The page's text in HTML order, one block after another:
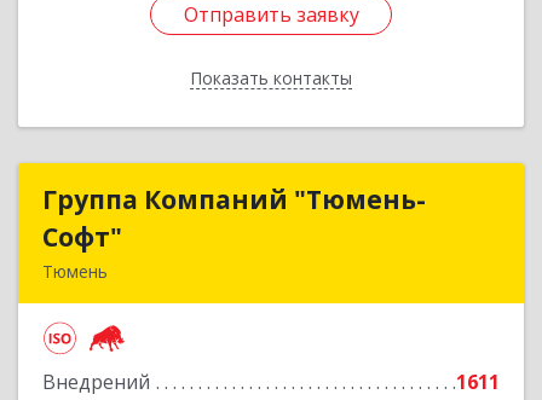
Отправить заявку
Показать контакты
Отправить заявку
Назад
Группа Компаний "Тюмень-
Софт"
Тюмень
Внедрений
1611
Группа Компаний "Тюмень-
Подробнее